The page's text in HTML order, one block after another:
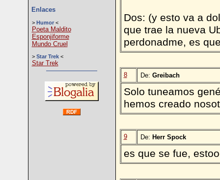
Enlaces
> Humor<
Poeta Maldito
Esponjiforme
Mundo Cruel
> Star Trek<
Star Trek
Dos: (y esto va a
que trae la nueva
perdonadme, es
8 De: Greibach
Solo tuneamos
hemos creado
9 De: Herr Spock
es que se fue,